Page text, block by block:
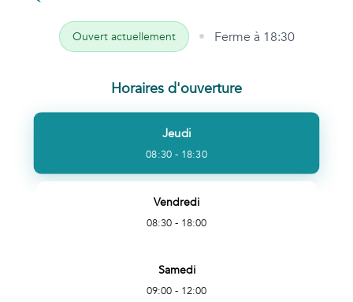
Ouvert actuellement • Ferme à 18:30
Horaires d'ouverture
Jeudi
08:30 - 18:30
Vendredi
08:30 - 18:00
Samedi
09:00 - 12:00